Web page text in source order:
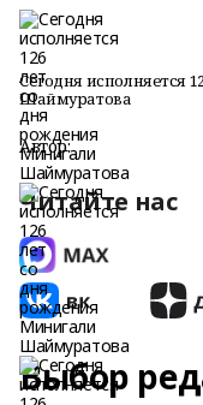
Сегодня исполняется
Шаймуратова
Автор:
Читайте нас
Выбор